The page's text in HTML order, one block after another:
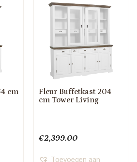
cm
Fleur Buffetkast 204
cm Tower Living
€2,399.00
Toevoegen aan